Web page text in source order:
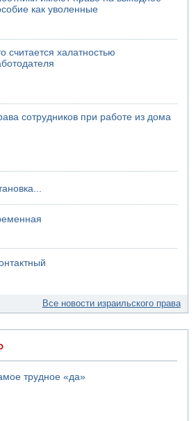
о нападении хуситов
в стрельбе по
на местности
на Израиль в вопросе Ливана
сексшоп в Холоне
как уволенные
считается халатностью
сотрудников при работе из дома
Все новости израильского права
трудное «да»